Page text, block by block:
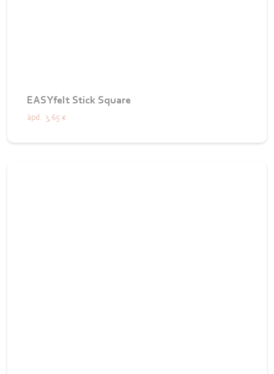
EASYfelt Stick Square
àpd. 3,65 €